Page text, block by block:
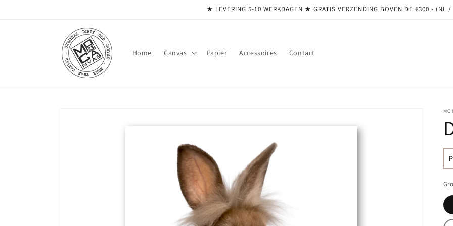
★ LEVERING 5-10 WERKDAGEN ★ GRATIS VERZENDING BOVEN DE €300,- (NL
Home Canvas Papier Accessoires Contact